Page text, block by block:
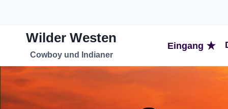
springenWilder Westen
Cowboy und Indianer
Eingang